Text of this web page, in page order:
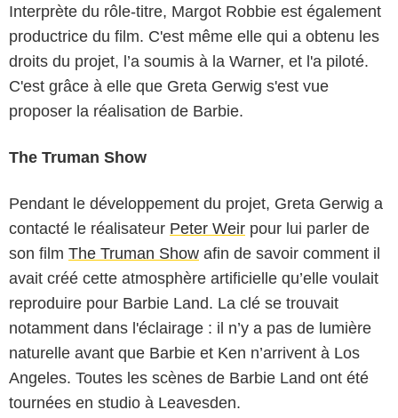
Interprète du rôle-titre, Margot Robbie est également
productrice du film. C'est même elle qui a obtenu les
droits du projet, l’a soumis à la Warner, et l'a piloté.
C'est grâce à elle que Greta Gerwig s'est vue
proposer la réalisation de Barbie.
The Truman Show
Pendant le développement du projet, Greta Gerwig a
contacté le réalisateur Peter Weir pour lui parler de
son film The Truman Show afin de savoir comment il
avait créé cette atmosphère artificielle qu’elle voulait
reproduire pour Barbie Land. La clé se trouvait
notamment dans l'éclairage : il n’y a pas de lumière
naturelle avant que Barbie et Ken n’arrivent à Los
Angeles. Toutes les scènes de Barbie Land ont été
tournées en studio à Leavesden.